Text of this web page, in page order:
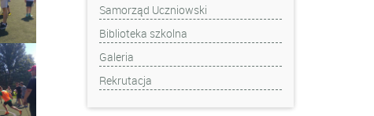
Samorząd Uczniowski
Biblioteka szkolna
Galeria
Rekrutacja